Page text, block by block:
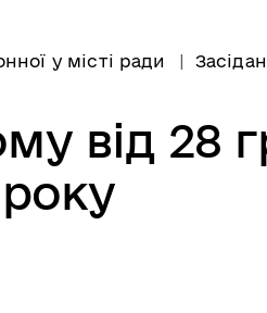
у місті ради
від 28
року